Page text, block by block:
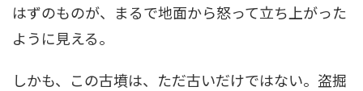
はずのものが、まるで地面から怒って立ち上がった
ように見える。
しかも、この古墳は、ただ古いだけではない。盗掘